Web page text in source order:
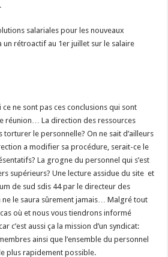
salariales pour les nouveaux
un rétroactif au 1er juillet sur le salaire
ne sont pas ces conclusions qui sont
réunion… La direction des ressources
torturer le personnelle? On ne sait d’ailleurs
a modifier sa procédure, serait-ce le
La grogne du personnel qui s’est
supérieurs? Une lecture assidue du site et
de sud sdis 44 par le directeur des
ne le saura sûrement jamais… Malgré tout
où et nous vous tiendrons informé
c’est aussi ça la mission d’un syndicat:
ainsi que l’ensemble du personnel
plus rapidement possible.